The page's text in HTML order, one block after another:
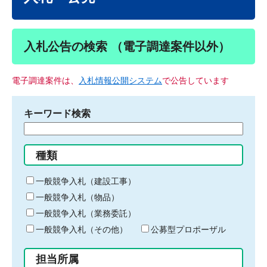
入札公告の検索 （電子調達案件以外）
電子調達案件は、 入札情報公開システムで公告しています
キーワード検索
る
キ
ー
ワ
ー
ド
入
種類
一般競争入札（建設工事）
一般競争入札（物品）
一般競争入札（業務委託）
一般競争入札（その他）
公募型プロポーザル
担当所属